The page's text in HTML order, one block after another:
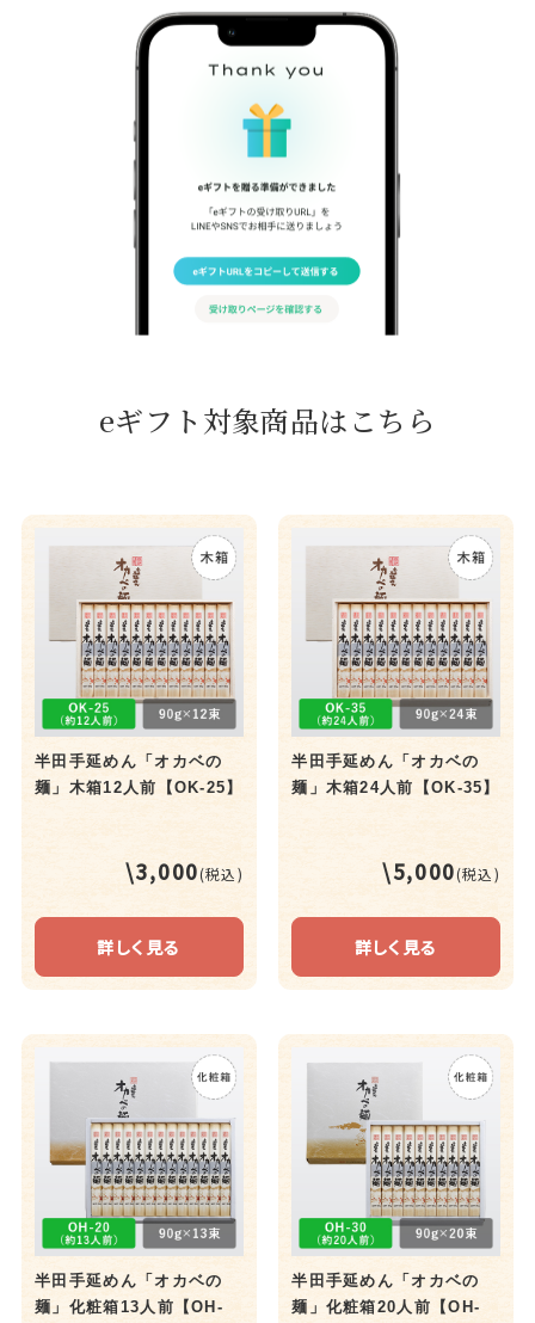
eギフト対象商品はこちら
半田手延めん「オカベの
麺」木箱12人前【OK-25】
\3,000(税込)
詳しく見る
半田手延めん「オカベの
麺」木箱24人前【OK-35】
\5,000(税込)
詳しく見る
半田手延めん「オカベの
麺」化粧箱13人前【OH-
半田手延めん「オカベの
麺」化粧箱20人前【OH-